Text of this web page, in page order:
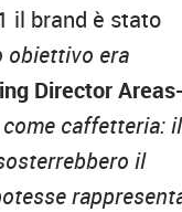
il brand è stato
obiettivo era
Director
caffetteria: il
il